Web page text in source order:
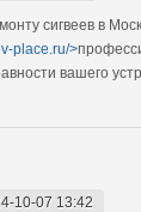
сигвеев в
place.ru/>
вашего
10-07 13:42